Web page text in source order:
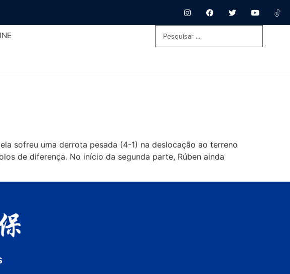
sofreu uma derrota pesada (4-1) na deslocação ao terreno
de diferença. No início da segunda parte, Rúben ainda